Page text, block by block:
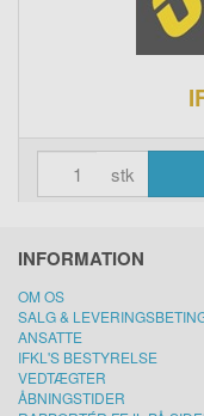
stk
INFORMATION
OM OS
SALG &
ANSATTE
IFKL'S BESTYRELSE
VEDTÆGTER
ÅBNINGSTIDER